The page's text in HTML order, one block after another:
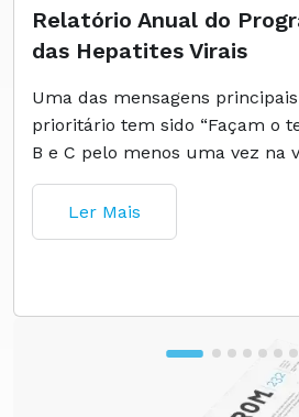
Relatório Anual do
das Hepatites Virais
Uma das mensagens
prioritário tem sido “Façam o
B e C pelo menos uma vez na
Ler Mais